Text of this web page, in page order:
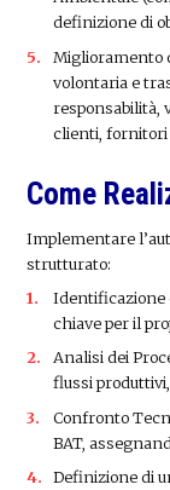
definizione di
Miglioramento
volontaria e
responsabilità,
clienti, fornitori
Come
Implementare
strutturato:
Identificazione
chiave per il
Analisi dei
flussi
Confronto
BAT,
Definizione di